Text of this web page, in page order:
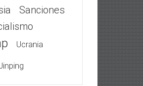
Sanciones
Ucrania